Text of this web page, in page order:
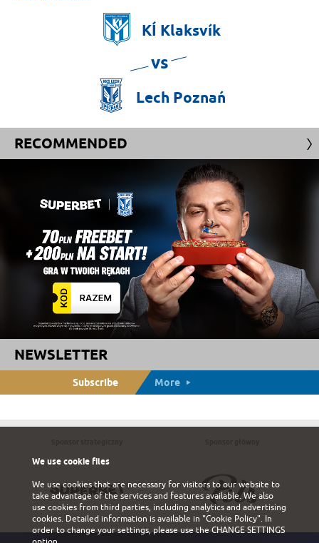
KÍ Klaksvík
vs
Lech Poznań
RECOMMENDED
NEWSLETTER
Subscribe More
We use cookie files
We use cookies that are necessary for visitors to our website to
take advantage of the services and features available. We also
use cookies from third parties, including analytics and advertising
cookies. Detailed information is available in "Cookie Policy". In
order to change your settings, please use theCHANGE SETTINGS